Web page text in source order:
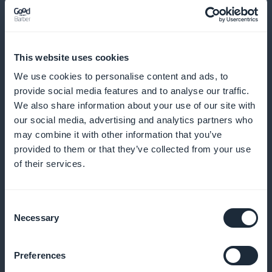
This website uses cookies
We use cookies to personalise content and ads, to
provide social media features and to analyse our traffic.
We also share information about your use of our site with
our social media, advertising and analytics partners who
may combine it with other information that you’ve
provided to them or that they’ve collected from your use
of their services.
Selection
Necessary
Preferences
Análises detalhadas para uma estratégia
de conteúdo otimizada
Analise o engajamento e as tendências para
direcionar melhor as preferências dos entusiastas da
beleza
Promoção visível na recepção
Destaque suas assinaturas com promoções